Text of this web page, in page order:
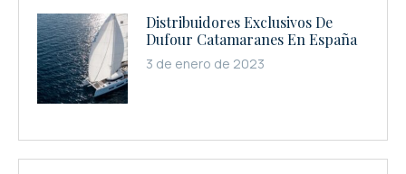
Distribuidores Exclusivos De
Dufour Catamaranes En España
3 de enero de 2023